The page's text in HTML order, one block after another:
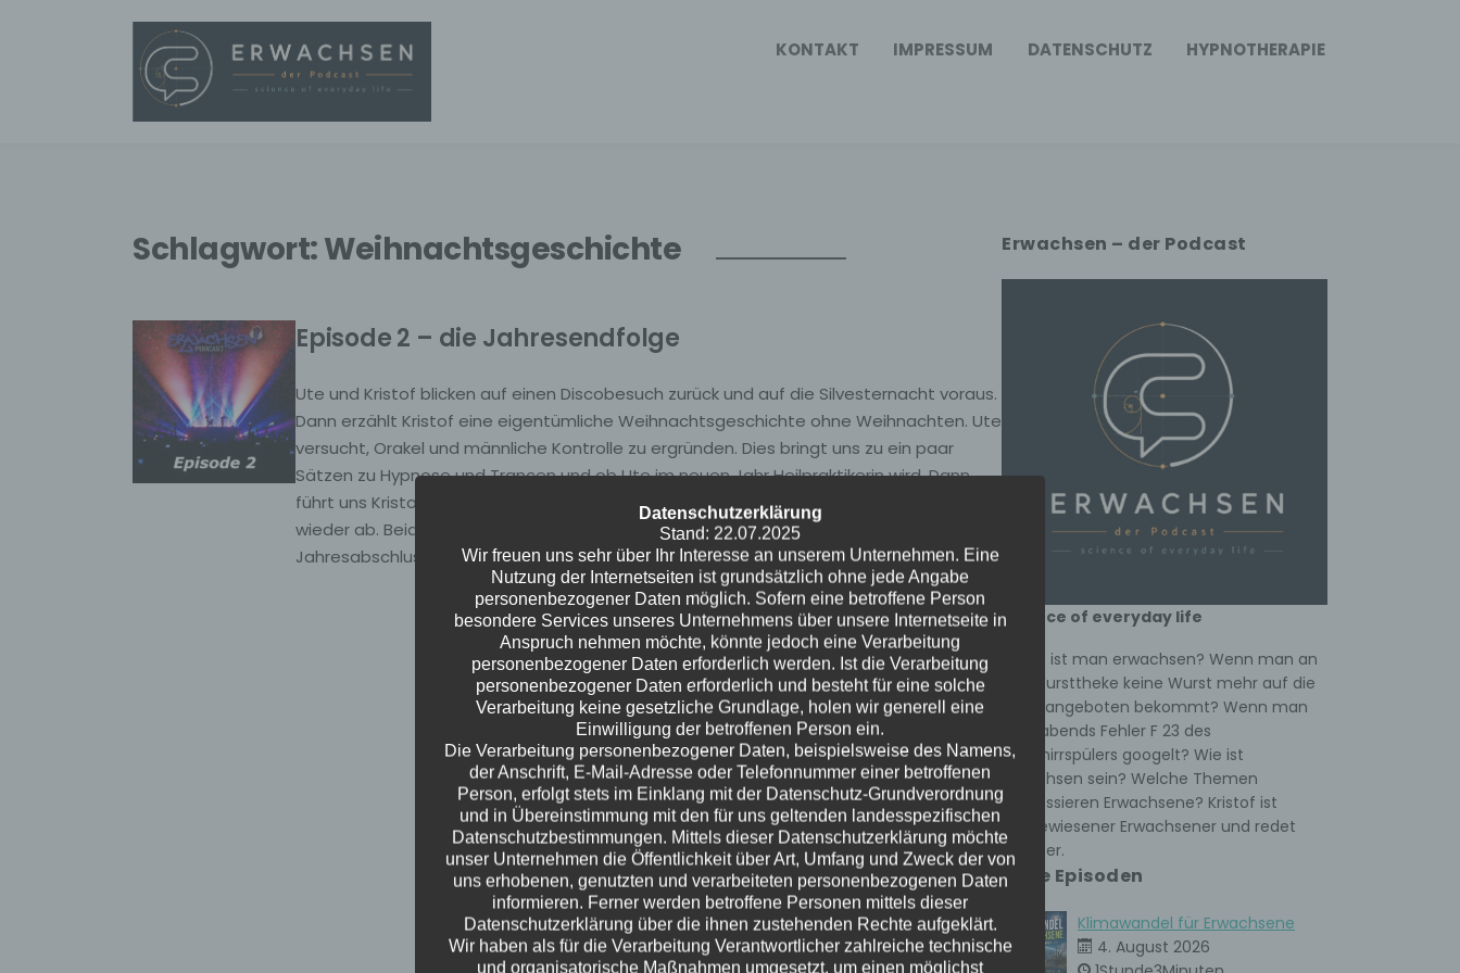
KONTAKT IMPRESSUM DATENSCHUTZ HYPNOTHERAPIE
Schlagwort:Weihnachtsgeschichte
Episode 2 – die Jahresendfolge
Ute und Kristof blicken auf einen Discobesuch zurück und auf die Silvesternacht voraus.
Dann erzählt Kristof eine eigentümliche Weihnachtsgeschichte ohne Weihnachten. Ute
versucht, Orakel und männliche Kontrolle zu ergründen. Dies bringt uns zu ein paar
Sätzen zu Hypnose und Trancen und ob Ute im neuen Jahr Heilpraktikerin wird. Dann
führt uns Kristof in die Braunkohle und singt ein bisschen. Gute Vorsätze treten auf und
wieder ab. Beide stellen ihren Trash der Woche vor. Eine unterhaltsame Fahrt durch den
Jahresabschluss 2023.
Erwachsen – der Podcast
science of everyday life
Wann ist man erwachsen? Wenn man an
der Wursttheke keine Wurst mehr auf die
Hand angeboten bekommt? Wenn man
spät abends Fehler F 23 des
Geschirrspülers googelt? Wie ist
Erwachsen sein? Welche Themen
interessieren Erwachsene? Kristof ist
ausgewiesener Erwachsener und redet
darüber.
Neue Episoden
Klimawandel für Erwachsene
4. August 2026
Datenschutzerklärung
Stand: 22.07.2025
Wir freuen uns sehr über Ihr Interesse an unserem Unternehmen. Eine
Nutzung der Internetseiten ist grundsätzlich ohne jede Angabe
personenbezogener Daten möglich. Sofern eine betroffene Person
besondere Services unseres Unternehmens über unsere Internetseite in
Anspruch nehmen möchte, könnte jedoch eine Verarbeitung
personenbezogener Daten erforderlich werden. Ist die Verarbeitung
personenbezogener Daten erforderlich und besteht für eine solche
Verarbeitung keine gesetzliche Grundlage, holen wir generell eine
Einwilligung der betroffenen Person ein.
Die Verarbeitung personenbezogener Daten, beispielsweise des Namens,
der Anschrift, E-Mail-Adresse oder Telefonnummer einer betroffenen
Person, erfolgt stets im Einklang mit der Datenschutz-Grundverordnung
und in Übereinstimmung mit den für uns geltenden landesspezifischen
Datenschutzbestimmungen. Mittels dieser Datenschutzerklärung möchte
unser Unternehmen die Öffentlichkeit über Art, Umfang und Zweck der von
uns erhobenen, genutzten und verarbeiteten personenbezogenen Daten
informieren. Ferner werden betroffene Personen mittels dieser
Datenschutzerklärung über die ihnen zustehenden Rechte aufgeklärt.
Wir haben als für die Verarbeitung Verantwortlicher zahlreiche technische
und organisatorische Maßnahmen umgesetzt, um einen möglichst